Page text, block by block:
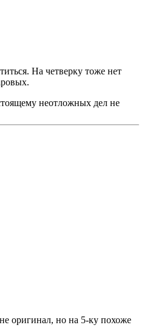
На четверку тоже нет
неотложных дел не
оригинал, но на 5-ку похоже